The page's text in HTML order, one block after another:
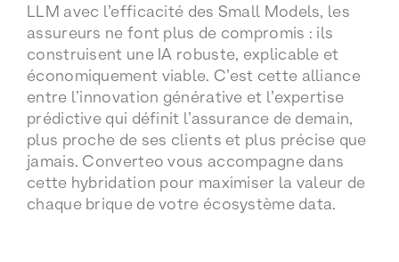
LLM avec l’efficacité des Small Models, les
assureurs ne font plus de compromis : ils
construisent une IA robuste, explicable et
économiquement viable. C’est cette alliance
entre l’innovation générative et l’expertise
prédictive qui définit l’assurance de demain,
plus proche de ses clients et plus précise que
jamais. Converteo vous accompagne dans
cette hybridation pour maximiser la valeur de
chaque brique de votre écosystème data.